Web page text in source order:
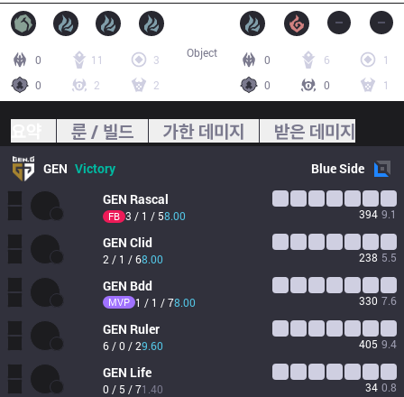
0 11
3
0
2 2
0 6
1
0
0 1
Object
룬 / 빌드 가한 데미지 받은 데미지
GEN Victory BlueSide
GEN Rascal
FB 3 / 1 / 58.00 394 9.1
GEN Clid
2 / 1 / 68.00 238 5.5
GEN Bdd
MVP 1 / 1 / 78.00 330 7.6
GEN Ruler
6 / 0 / 29.60 405 9.4
GEN Life
0 / 5 / 71.40 34 0.8